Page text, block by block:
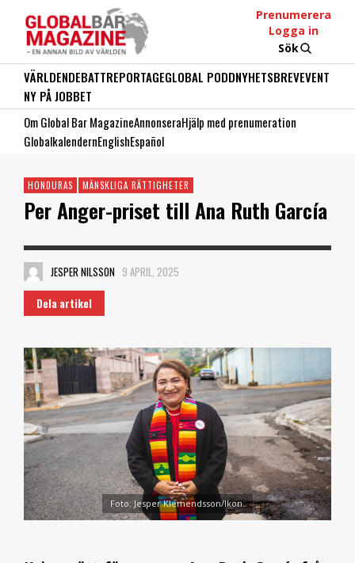
Prenumerera
Logga in
Sök
VÄRLDENDEBATTREPORTAGEGLOBAL PODDNYHETSBREVEVENT
NY PÅ JOBBET
Om Global Bar MagazineAnnonseraHjälp med prenumeration
GlobalkalendernEnglishEspañol
HONDURAS MÄNSKLIGA RÄTTIGHETER
Per Anger-priset till Ana Ruth García
JESPER NILSSON 9 APRIL, 2025
Dela artikel
Foto: Jesper Klemendsson/Ikon.